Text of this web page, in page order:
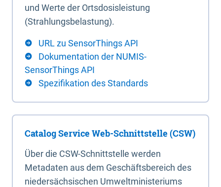
und Werte der Ortsdosisleistung
(Strahlungsbelastung).
URL zu SensorThings API
Dokumentation der NUMIS-
SensorThings API
Spezifikation des Standards
Catalog Service Web-Schnittstelle (CSW)
Über die CSW-Schnittstelle werden
Metadaten aus dem Geschäftsbereich des
niedersächsischen Umweltministeriums